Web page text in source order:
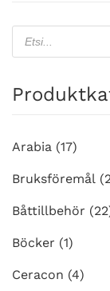
Products
search
Arabia (17)
Bruksföremål
Båttillbehör
Böcker (1)
Ceracon (4)